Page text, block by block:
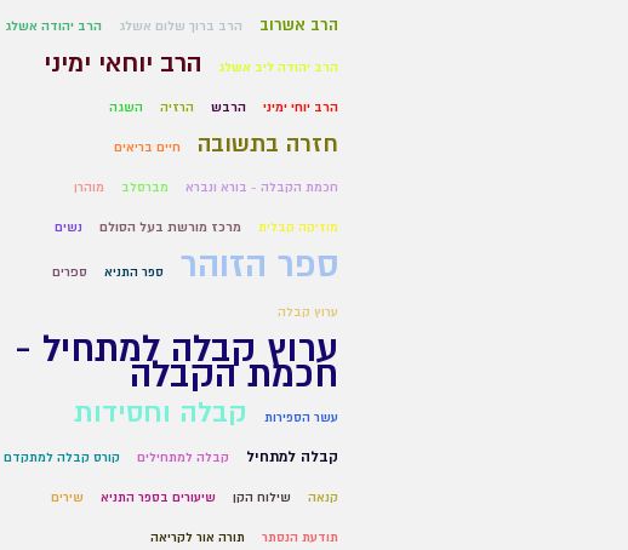
הרב אשרוב הרב ברוך שלום אשלג הרב יהודה אשלג
הרב יהודה ליב אשלג הרב יוחאי ימיני
הרב יוחי ימיני הרבש הרזיה השגה
חזרה בתשובה חיים בריאים
חכמת הקבלה - בורא ונברא מברסלב מוהרן
מוזיקה קבלית מרכז מורשת בעל הסולם נשים
ספר הזוהר ספר התניא ספרים
ערוץ קבלה
ערוץ קבלה למתחיל -
חכמת הקבלה
עשר הספירות קבלה וחסידות
קבלה למתחיל קבלה למתחילים קורס קבלה למתקדם
קנאה שילוח הקן שיעורים בספר התניא שירים
תודעת הנסתר תורה אור לקריאה